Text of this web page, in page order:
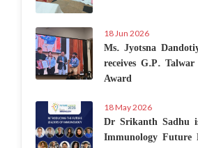
18 Jun 2026
Ms. Jyotsna
receives G.P.
Award
18 May 2026
Dr Srikanth Sadhu
Immunology Future